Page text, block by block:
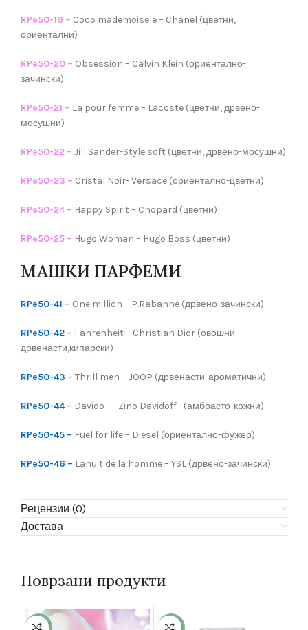
RPe50-19 – Coco mademoisele – Chanel (цветни,
ориентални)
RPe50-20 – Obsession – Calvin Klein (ориентално-
зачински)
RPe50-21 – La pour femme – Lacoste (цветни, дрвено-
мосушни)
RPe50-22 – Jill Sander-Style soft (цветни, дрвено-мосушни)
RPe50-23 – Cristal Noir- Versace (ориентално-цветни)
RPe50-24 – Happy Spirit – Chopard (цветни)
RPe50-25 – Hugo Woman – Hugo Boss (цветни)
МАШКИ ПАРФЕМИ
RPe50-41 – One million – P.Rabanne (дрвено-зачински)
RPe50-42 – Fahrenheit – Christian Dior (овошни-
дрвенасти,кипарски)
RPe50-43 – Thrill men – JOOP (дрвенасти-ароматични)
RPe50-44 – Davido – Zino Davidoff (амбрасто-кожни)
RPe50-45 – Fuel for life – Diesel (ориентално-фужер)
RPe50-46 – Lanuit de la homme – YSL (дрвено-зачински)
Рецензии (0)
Достава
Поврзани продукти
-5% -5%